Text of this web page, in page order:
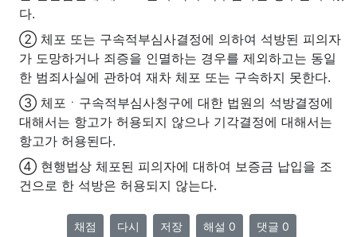
다.
② 체포 또는 구속적부심사결정에 의하여 석방된 피의자
가 도망하거나 죄증을 인멸하는 경우를 제외하고는 동일
한 범죄사실에 관하여 재차 체포 또는 구속하지 못한다.
③ 체포ㆍ구속적부심사청구에 대한 법원의 석방결정에
대해서는 항고가 허용되지 않으나 기각결정에 대해서는
항고가 허용된다.
④ 현행법상 체포된 피의자에 대하여 보증금 납입을 조
건으로 한 석방은 허용되지 않는다.
채점 다시 저장 해설 0 댓글 0